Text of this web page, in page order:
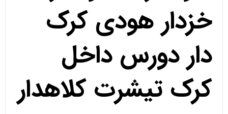
خزدار هودی کرک
دار دورس داخل
کرک تیشرت کلاهدار